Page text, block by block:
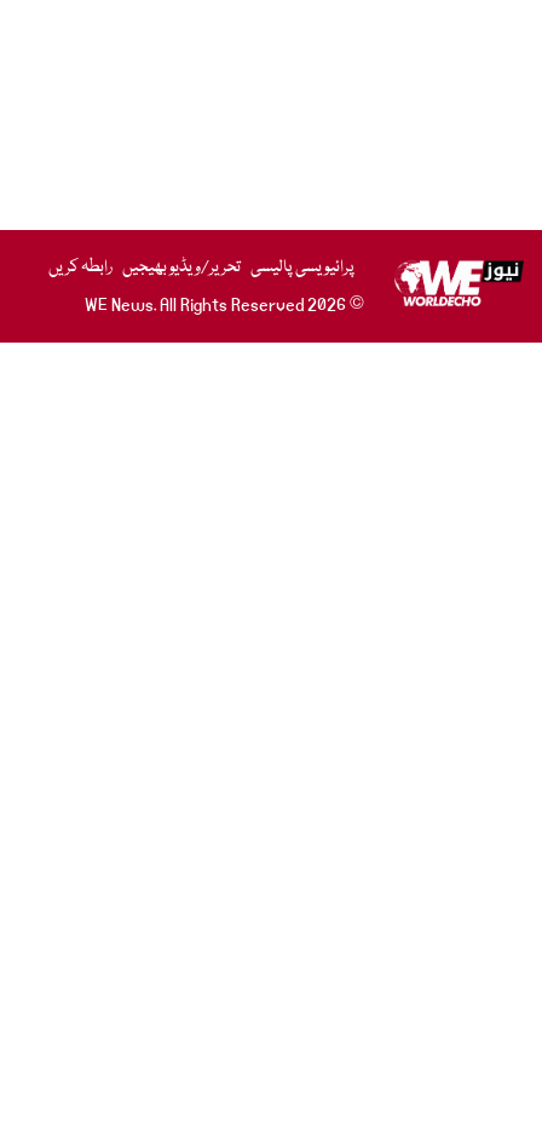
پرائیویسی پالیسی تحریر/ویڈیو بھیجیں رابطہ کریں
© 2026 WE News. All Rights Reserved